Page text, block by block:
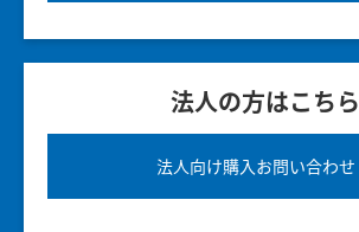
法人の方はこちら
法人向け購入お問い合わせ